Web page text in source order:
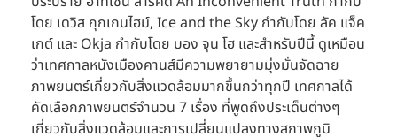
โดย เดวิส กุกเกนไฮม์, Ice and the Sky กำกับโดย ลัค แจ็ค
เกต์ และ Okja กำกับโดย บอง จุน โฮ และสำหรับปีนี้ ดูเหมือน
ว่าเทศกาลหนังเมืองคานส์มีความพยายามมุ่งมั่นจัดฉาย
ภาพยนตร์เกี่ยวกับสิ่งแวดล้อมมากขึ้นกว่าทุกปี เทศกาลได้
คัดเลือกภาพยนตร์จำนวน 7 เรื่อง ที่พูดถึงประเด็นต่างๆ
เกี่ยวกับสิ่งแวดล้อมและการเปลี่ยนแปลงทางสภาพภูมิ